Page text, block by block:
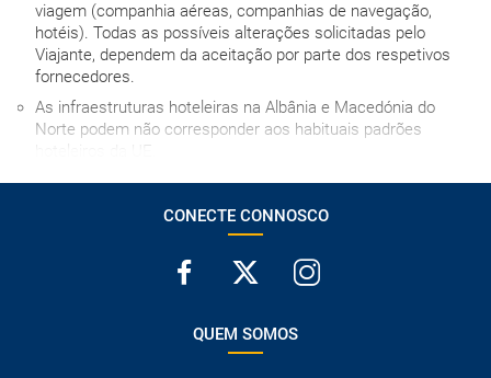
viagem (companhia aéreas, companhias de navegação,
hotéis). Todas as possíveis alterações solicitadas pelo
Viajante, dependem da aceitação por parte dos respetivos
fornecedores.
As infraestruturas hoteleiras na Albânia e Macedónia do
Norte podem não corresponder aos habituais padrões
hoteleiros da UE.
A língua portuguesa não é amplamente utilizada nos Balcãs,
viajantes lusófonos. Como alternativa, os nossos serviços
os visitantes internacionais e mais próximo do português.
CONECTE CONNOSCO
QUEM SOMOS